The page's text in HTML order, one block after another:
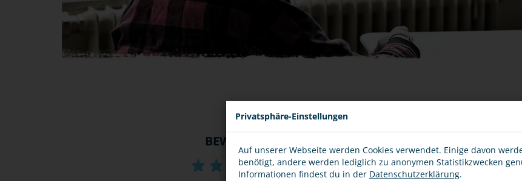
AUCH DAS IST STRAFBAR
"Aus Spaß" die 110 rufen oder bei der Polizei
teuer werden, sondern ist unter Umständen sogar
den Missbrauch von Notrufeinrichtungen - du im
BEWERTUNG
Privatsphäre-Einstellungen
Auf unserer Webseite werden Cookies verwendet. Einige davon
benötigt, andere werden lediglich zu anonymen Statistikzwecken
Informationen findest du in der Datenschutzerklärung.